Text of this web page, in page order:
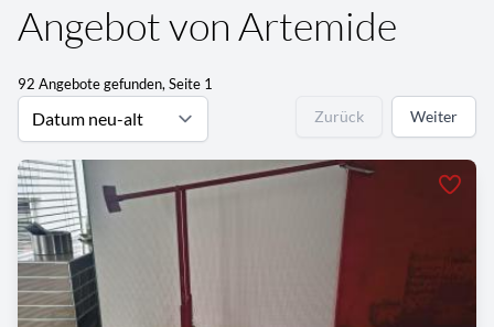
Angebot von Artemide
92 Angebote gefunden, Seite 1
Zurück Weiter